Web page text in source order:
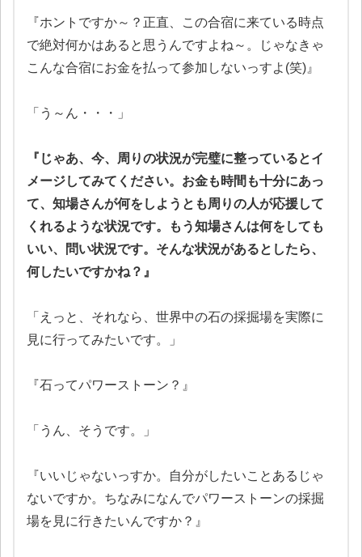
『ホントですか～？正直、この合宿に来ている時点
で絶対何かはあると思うんですよね～。じゃなきゃ
こんな合宿にお金を払って参加しないっすよ(笑)』
「う～ん・・・」
『じゃあ、今、周りの状況が完璧に整っているとイ
メージしてみてください。お金も時間も十分にあっ
て、知場さんが何をしようとも周りの人が応援して
くれるような状況です。もう知場さんは何をしても
いい、問い状況です。そんな状況があるとしたら、
何したいですかね？』
「えっと、それなら、世界中の石の採掘場を実際に
見に行ってみたいです。」
『石ってパワーストーン？』
「うん、そうです。」
『いいじゃないっすか。自分がしたいことあるじゃ
ないですか。ちなみになんでパワーストーンの採掘
場を見に行きたいんですか？』